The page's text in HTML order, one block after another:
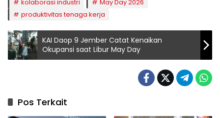
kolaborasi industri
May Day 2026
produktivitas tenaga kerja
KAI Daop 9 Jember Catat Kenaikan
Okupansi saat Libur May Day
Pos Terkait